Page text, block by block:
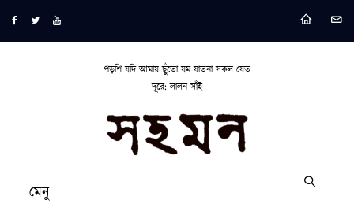
পড়শি যদি আমায় ছুঁতো যম যাতনা সকল যেত
দূরে: লালন সাঁই
মেনু